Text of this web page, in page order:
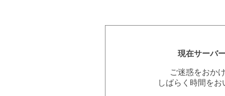
現在サーバ
ご迷惑をおか
しばらく時間を